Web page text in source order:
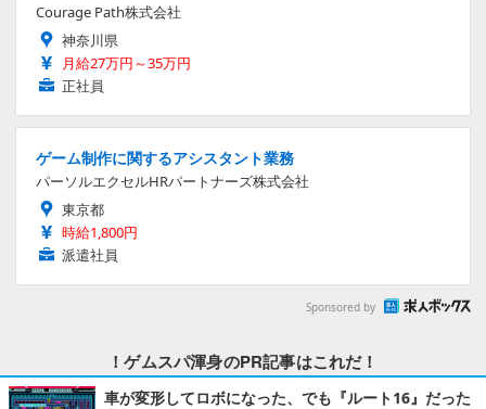
Courage Path株式会社
神奈川県
月給27万円～35万円
正社員
ゲーム制作に関するアシスタント業務
パーソルエクセルHRパートナーズ株式会社
東京都
時給1,800円
派遣社員
Sponsored by
！ゲムスパ渾身のPR記事はこれだ！
車が変形してロボになった、でも『ルート16』だった